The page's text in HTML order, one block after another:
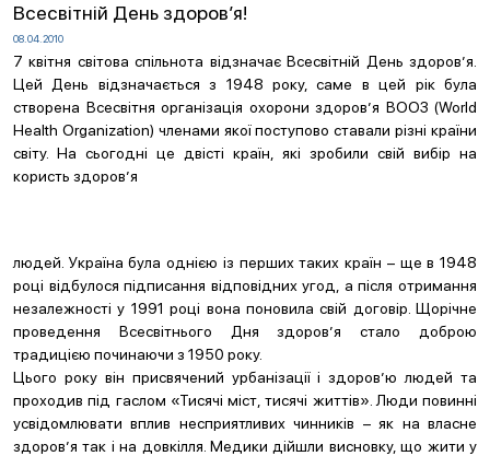
Всесвітній День здоров’я!
08.04.2010
7 квітня світова спільнота відзначає Всесвітній День здоров’я.
Цей День відзначається з 1948 року, саме в цей рік була
створена Всесвітня організація охорони здоров’я ВООЗ (World
Health Organization) членами якої поступово ставали різні країни
світу. На сьогодні це двісті країн, які зробили свій вибір на
користь здоров’я
людей. Україна була однією із перших таких країн – ще в 1948
році відбулося підписання відповідних угод, а після отримання
незалежності у 1991 році вона поновила свій договір. Щорічне
проведення Всесвітнього Дня здоров’я стало доброю
традицією починаючи з 1950 року.
Цього року він присвячений урбанізації і здоров’ю людей та
проходив під гаслом «Тисячі міст, тисячі життів». Люди повинні
усвідомлювати вплив несприятливих чинників – як на власне
здоров’я так і на довкілля. Медики дійшли висновку, що жити у